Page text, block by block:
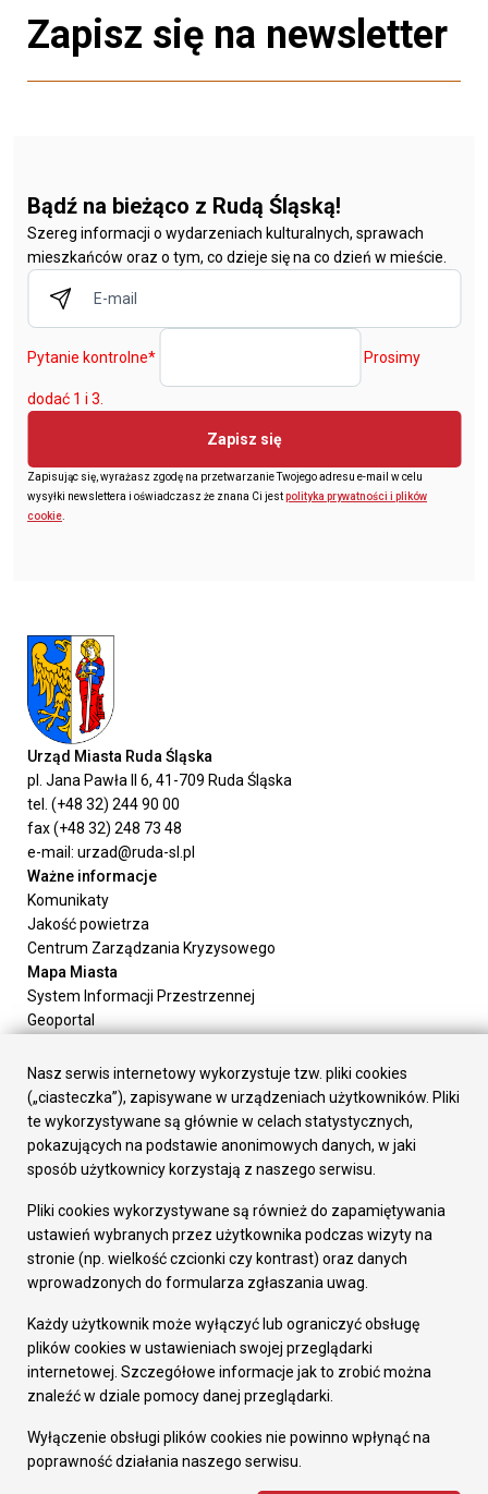
Zapisz się na newsletter
Bądź na bieżąco z Rudą Śląską!
Szereg informacji o wydarzeniach kulturalnych, sprawach
mieszkańców oraz o tym, co dzieje się na co dzień w mieście.
Pytanie kontrolne* Prosimy
dodać 1 i 3.
Zapisz się
Zapisując się, wyrażasz zgodę na przetwarzanie Twojego adresu e-mail w celu
wysyłki newslettera i oświadczasz że znana Ci jestpolityka prywatności i plików
cookie.
Urząd Miasta Ruda Śląska
pl. Jana Pawła II 6, 41-709 Ruda Śląska
tel. (+48 32) 244 90 00
fax (+48 32) 248 73 48
e-mail: urzad@ruda-sl.pl
Ważne informacje
Komunikaty
Jakość powietrza
Centrum Zarządzania Kryzysowego
Mapa Miasta
System Informacji Przestrzennej
Geoportal
Załatw sprawę
Prezydent Miasta
Rada Miasta
Wydziały
Elektroniczna Skrzynka Podawcza
Gospodarka
Fundusze europejskie
Środki krajowe
Oferty inwestycyjne
Pozostałe
Deklaracja dostępności
Dane osobowe
Dodaj opinię o witrynie
Nasz serwis internetowy wykorzystuje tzw. pliki cookies
(„ciasteczka”), zapisywane w urządzeniach użytkowników. Pliki
te wykorzystywane są głównie w celach statystycznych,
pokazujących na podstawie anonimowych danych, w jaki
sposób użytkownicy korzystają z naszego serwisu.
Pliki cookies wykorzystywane są również do zapamiętywania
ustawień wybranych przez użytkownika podczas wizyty na
stronie (np. wielkość czcionki czy kontrast) oraz danych
wprowadzonych do formularza zgłaszania uwag.
Każdy użytkownik może wyłączyć lub ograniczyć obsługę
plików cookies w ustawieniach swojej przeglądarki
internetowej. Szczegółowe informacje jak to zrobić można
znaleźć w dziale pomocy danej przeglądarki.
Wyłączenie obsługi plików cookies nie powinno wpłynąć na
poprawność działania naszego serwisu.